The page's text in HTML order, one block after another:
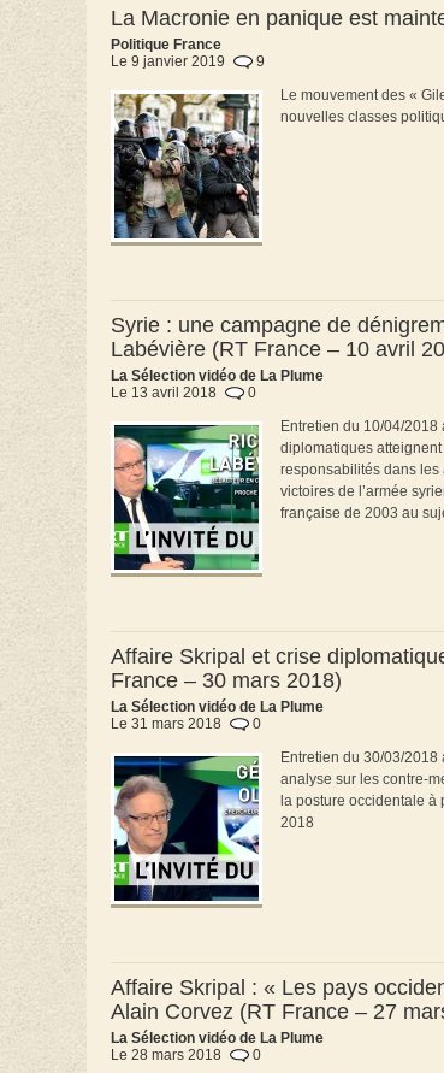
La Macronie en panique est
Politique France
Le 9 janvier 2019
9
Le mouvement des «
nouvelles classes
Syrie : une campagne de
Labévière (RT France – 10 avril
La Sélection vidéo de La Plume
Le 13 avril 2018
0
Entretien du 10/04/
diplomatiques
responsabilités dans les
victoires de l’armée
française de 2003 au
Affaire Skripal et crise
France – 30 mars 2018)
La Sélection vidéo de La Plume
Le 31 mars 2018
0
Entretien du 30/03/2018
analyse sur les contre-
la posture occidentale à
2018
Affaire Skripal : « Les pays
Alain Corvez (RT France – 27
La Sélection vidéo de La Plume
Le 28 mars 2018
0